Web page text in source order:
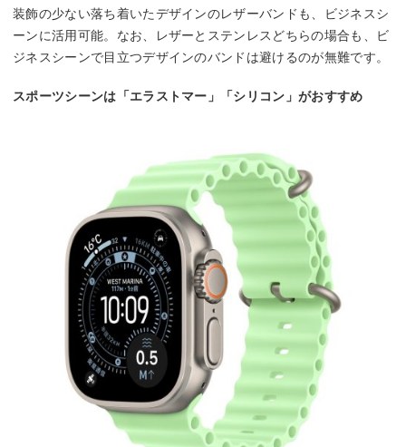
装飾の少ない落ち着いたデザインのレザーバンドも、ビジネスシ
ーンに活用可能。なお、レザーとステンレスどちらの場合も、ビ
ジネスシーンで目立つデザインのバンドは避けるのが無難です。
スポーツシーンは「エラストマー」「シリコン」がおすすめ